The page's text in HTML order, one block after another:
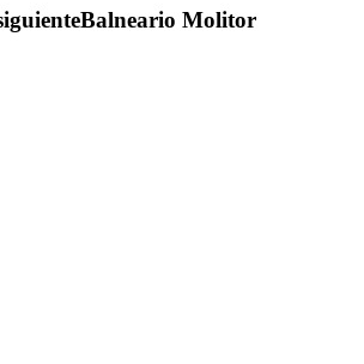
Balneario Molitor